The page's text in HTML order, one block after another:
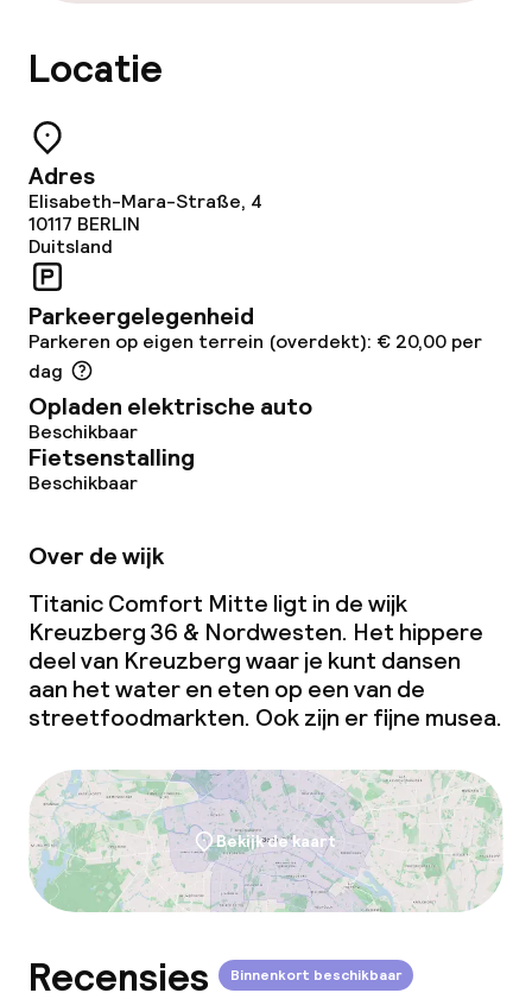
Locatie
Adres
Elisabeth-Mara-Straße, 4
10117 BERLIN
Duitsland
Parkeergelegenheid
Parkeren op eigen terrein (overdekt): € 20,00 per
dag
Opladen elektrische auto
Beschikbaar
Fietsenstalling
Beschikbaar
Over de wijk
Titanic Comfort Mitte ligt in de wijk
Kreuzberg 36 & Nordwesten. Het hippere
deel van Kreuzberg waar je kunt dansen
aan het water en eten op een van de
streetfoodmarkten. Ook zijn er fijne musea.
Bekijk de kaart
Recensies Binnenkort beschikbaar